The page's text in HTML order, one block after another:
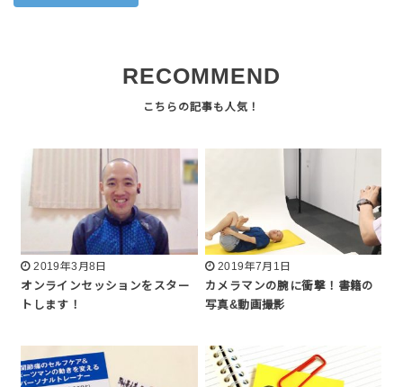
RECOMMEND
2019年3月8日
オンラインセッションをスター
トします！
2019年7月1日
カメラマンの腕に衝撃！書籍の
写真&動画撮影